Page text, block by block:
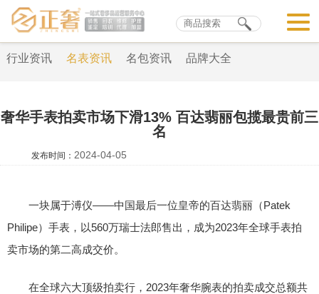
行业资讯 名表资讯 名包资讯 品牌大全
奢华手表拍卖市场下滑13% 百达翡丽包揽最贵前三
名
发布时间： 2024-04-05
一块属于溥仪——中国最后一位皇帝的百达翡丽（Patek
Philipe）手表，以560万瑞士法郎售出，成为2023年全球手表拍
卖市场的第二高成交价。
在全球六大顶级拍卖行，2023年奢华腕表的拍卖成交总额共